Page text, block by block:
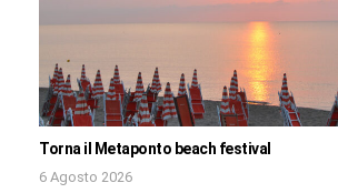
Torna il Metaponto beach festival
6 Agosto 2026